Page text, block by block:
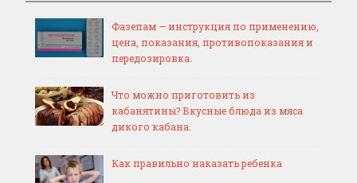
Фазепам — инструкция по применению,
цена, показания, противопоказания и
передозировка.
Что можно приготовить из
кабанятины? Вкусные блюда из мяса
дикого кабана.
Как правильно наказать ребенка